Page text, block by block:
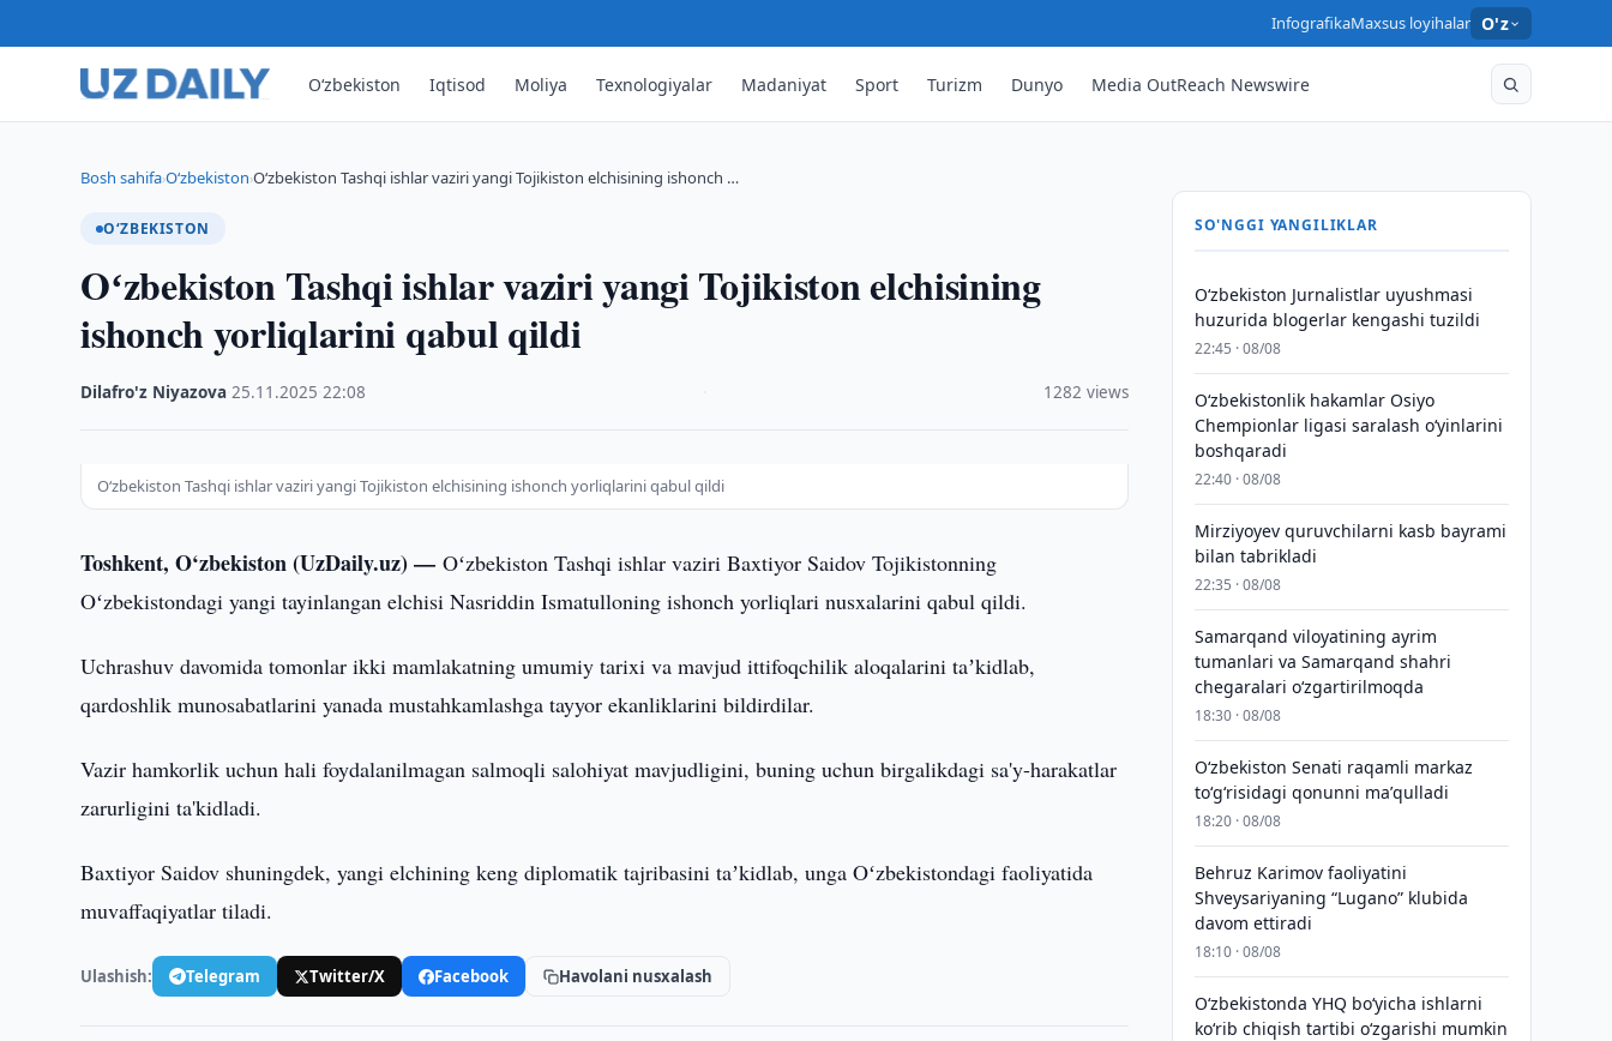
InfografikaMaxsus loyihalar O'z
O‘zbekiston Iqtisod Moliya Texnologiyalar Madaniyat Sport Turizm Dunyo Media OutReach Newswire
Bosh sahifa›O‘zbekiston›Oʻzbekiston Tashqi ishlar vaziri yangi Tojikiston elchisining ishonch …
O‘ZBEKISTON
Oʻzbekiston Tashqi ishlar vaziri yangi Tojikiston elchisining
ishonch yorliqlarini qabul qildi
Dilafro'z Niyazova ·25.11.2025 ·22:08 1282 views
Oʻzbekiston Tashqi ishlar vaziri yangi Tojikiston elchisining ishonch yorliqlarini qabul qildi
Toshkent, O‘zbekiston (UzDaily.uz) —Oʻzbekiston Tashqi ishlar vaziri Baxtiyor Saidov Tojikistonning
Oʻzbekistondagi yangi tayinlangan elchisi Nasriddin Ismatulloning ishonch yorliqlari nusxalarini qabul qildi.
Uchrashuv davomida tomonlar ikki mamlakatning umumiy tarixi va mavjud ittifoqchilik aloqalarini taʼkidlab,
qardoshlik munosabatlarini yanada mustahkamlashga tayyor ekanliklarini bildirdilar.
Vazir hamkorlik uchun hali foydalanilmagan salmoqli salohiyat mavjudligini, buning uchun birgalikdagi sa'y-harakatlar
zarurligini ta'kidladi.
Baxtiyor Saidov shuningdek, yangi elchining keng diplomatik tajribasini taʼkidlab, unga Oʻzbekistondagi faoliyatida
muvaffaqiyatlar tiladi.
Ulashish: Telegram Twitter/X Facebook Havolani nusxalash
SO'NGGI YANGILIKLAR
O‘zbekiston Jurnalistlar uyushmasi
huzurida blogerlar kengashi tuzildi
22:45 · 08/08
O‘zbekistonlik hakamlar Osiyo
Chempionlar ligasi saralash o‘yinlarini
boshqaradi
22:40 · 08/08
Mirziyoyev quruvchilarni kasb bayrami
bilan tabrikladi
22:35 · 08/08
Samarqand viloyatining ayrim
tumanlari va Samarqand shahri
chegaralari oʻzgartirilmoqda
18:30 · 08/08
Oʻzbekiston Senati raqamli markaz
toʻgʻrisidagi qonunni maʼqulladi
18:20 · 08/08
Behruz Karimov faoliyatini
Shveysariyaning “Lugano” klubida
davom ettiradi
18:10 · 08/08
O‘zbekistonda YHQ bo‘yicha ishlarni
ko‘rib chiqish tartibi o‘zgarishi mumkin